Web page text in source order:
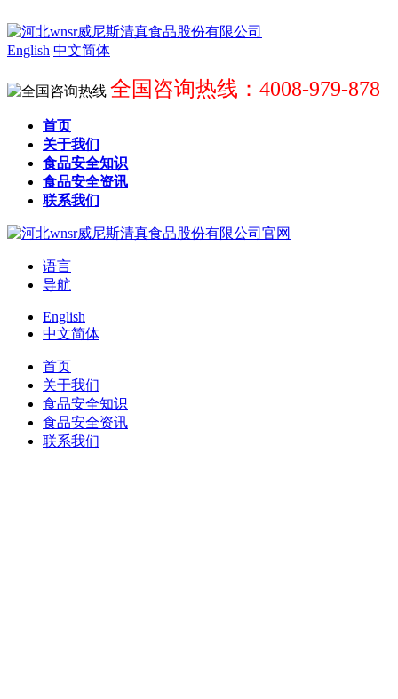
English 中文简体
全国咨询热线：4008-979-878
首页
关于我们
食品安全知识
食品安全资讯
联系我们
语言
导航
English
中文简体
首页
关于我们
食品安全知识
食品安全资讯
联系我们